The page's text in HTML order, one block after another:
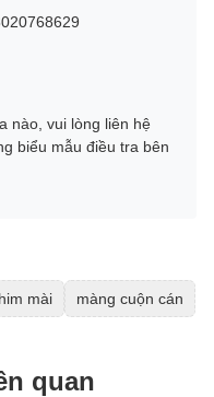
nào, vui lòng liên hệ
biểu mẫu điều tra bên
mài màng cuộn cán
quan